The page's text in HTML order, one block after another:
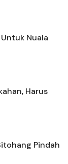
Nuala
Harus
Pindah